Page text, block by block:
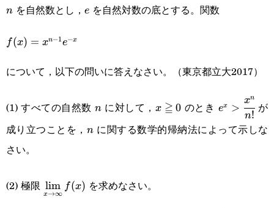
n
n を自然数とし， e
e を自然対数の底とする。関数
f(x)=x^{n-
f(x) = xn−1 e−x
について，以下の問いに答えなさい。（東京都立大2017）
(1) すべての自然数n に対して， x\geqq0
x ≧ 0 のとき ex >
n!
xn
が
成り立つことを， n
nに関する数学的帰納法によって示しな
さい。
(2) 極限 \displaystyle\lim_{x\rightarrow\infty}f(x)
x→∞
lim f(x) を求めなさい。